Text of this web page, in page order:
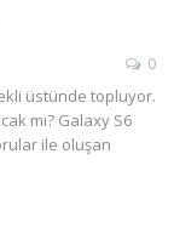
0
üstünde topluyor.
mı? Galaxy S6
ile oluşan